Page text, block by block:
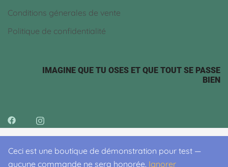
Ceci est une boutique de démonstration pour test —
aucune commande ne sera honorée. Ignorer
Conditions génerales de vente
Politique de confidentialité
IMAGINE QUE TU OSES ET QUE TOUT SE PASSE
BIEN
© 2026 . Proudly powered byBotiga